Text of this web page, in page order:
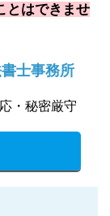
とはできませ
士事務所
・秘密厳守